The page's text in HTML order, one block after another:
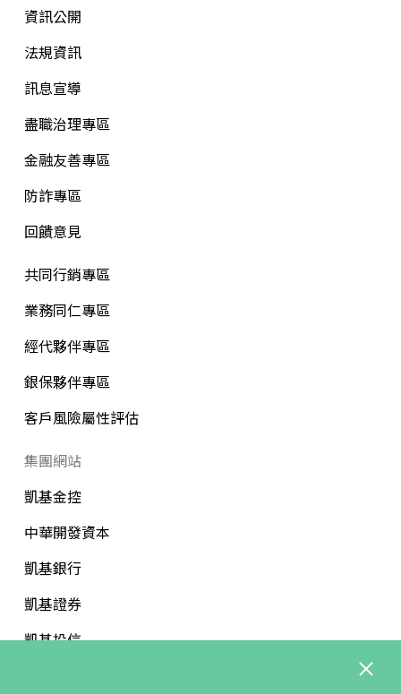
資訊公開
法規資訊
訊息宣導
盡職治理專區
金融友善專區
防詐專區
回饋意見
共同行銷專區
業務同仁專區
經代夥伴專區
銀保夥伴專區
客戶風險屬性評估
集團網站
凱基金控
中華開發資本
凱基銀行
凱基證券
凱基投信